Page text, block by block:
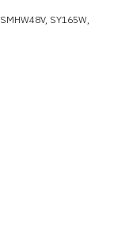
SY165W,